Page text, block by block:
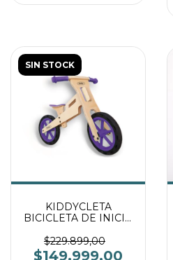
SIN STOCK
KIDDYCLETA
BICICLETA DE INICIO
VIOLETA
$229.899,00
$149.999,00